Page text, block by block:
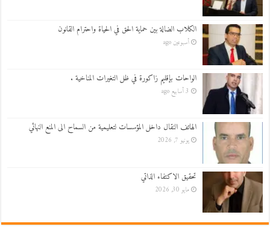
الكلاب الضالة بين حماية الحق في الحياة واحترام القانون
أسبوعين ago
الواحات بإقليم زاكورة في ظل التغيرات المناخية .
3 أسابيع ago
الهاتف النقال داخل المؤسسات لتعليمية من السماح الى المنع النهائي
يونيو 7, 2026
تحقيق الاكتفاء الذاتي
مايو 30, 2026